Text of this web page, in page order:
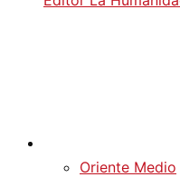
Oriente Medio